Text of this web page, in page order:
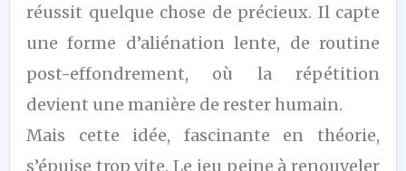
réussit quelque chose de précieux. Il capte
une forme d’aliénation lente, de routine
post-effondrement, où la répétition
devient une manière de rester humain.
Mais cette idée, fascinante en théorie,
s’épuise trop vite. Le jeu peine à renouveler